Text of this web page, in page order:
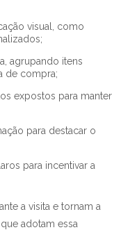
de compra;
a visita e tornam a
adotam essa